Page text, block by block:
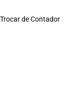
Trocar de Contador